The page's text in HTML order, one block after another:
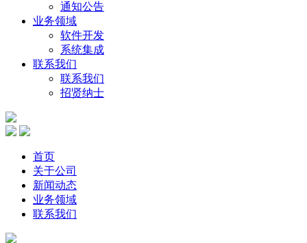
通知公告
业务领域
软件开发
系统集成
联系我们
联系我们
招贤纳士
首页
关于公司
新闻动态
业务领域
联系我们